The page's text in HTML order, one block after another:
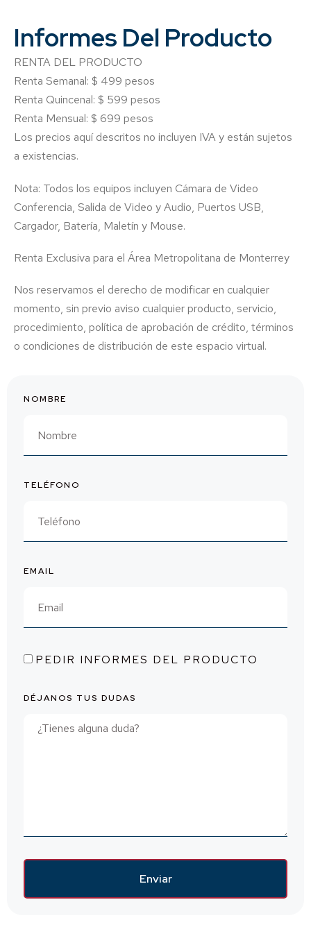
Informes Del Producto
RENTA DEL PRODUCTO
Renta Semanal: $ 499 pesos
Renta Quincenal: $ 599 pesos
Renta Mensual: $ 699 pesos
Los precios aquí descritos no incluyen IVA y están sujetos
a existencias.
Nota: Todos los equipos incluyen Cámara de Video
Conferencia, Salida de Video y Audio, Puertos USB,
Cargador, Batería, Maletín y Mouse.
Renta Exclusiva para el Área Metropolitana de Monterrey
Nos reservamos el derecho de modificar en cualquier
momento, sin previo aviso cualquier producto, servicio,
procedimiento, política de aprobación de crédito, términos
o condiciones de distribución de este espacio virtual.
NOMBRE
TELÉFONO
EMAIL
PEDIR INFORMES DEL PRODUCTO
DÉJANOS TUS DUDAS
Enviar